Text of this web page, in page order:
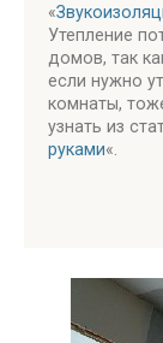
«
Утепление
домов, так
если нужно
комнаты,
узнать из
руками«.